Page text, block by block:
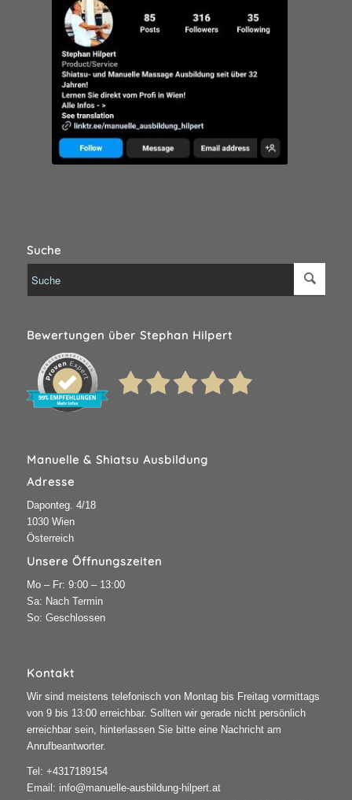
Suche
Bewertungen über Stephan Hilpert
Manuelle & Shiatsu Ausbildung
Adresse
Daponteg. 4/18
1030 Wien
Österreich
Unsere Öffnungszeiten
Mo – Fr: 9:00 – 13:00
Sa: Nach Termin
So: Geschlossen
Kontakt
Wir sind meistens telefonisch von Montag bis Freitag vormittags
von 9 bis 13:00 erreichbar. Sollten wir gerade nicht persönlich
erreichbar sein, hinterlassen Sie bitte eine Nachricht am
Anrufbeantworter.
Tel: +4317189154
Email: info@manuelle-ausbildung-hilpert.at